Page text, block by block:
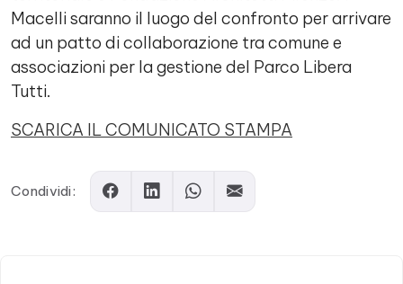
Macelli saranno il luogo del confronto per arrivare
ad un patto di collaborazione tra comune e
associazioni per la gestione del Parco Libera
Tutti.
SCARICA IL COMUNICATO STAMPA
Condividi: